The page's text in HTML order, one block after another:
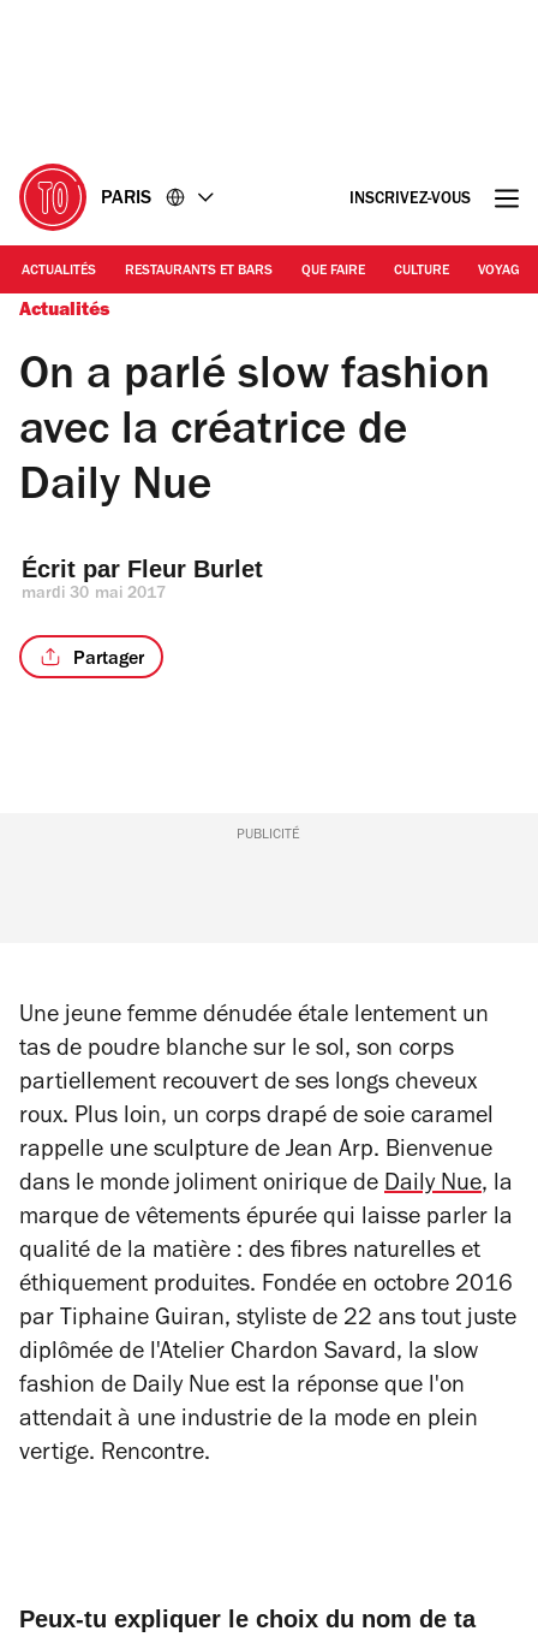
PARIS INSCRIVEZ-VOUS
ACTUALITÉS RESTAURANTS ET BARS QUE FAIRE CULTURE VOYAGE
Actualités
On a parlé slow fashion
avec la créatrice de
Daily Nue
Écrit par Fleur Burlet
mardi 30 mai 2017
Partager
PUBLICITÉ
Une jeune femme dénudée étale lentement un
tas de poudre blanche sur le sol, son corps
partiellement recouvert de ses longs cheveux
roux. Plus loin, un corps drapé de soie caramel
rappelle une sculpture de Jean Arp. Bienvenue
dans le monde joliment onirique de Daily Nue, la
marque de vêtements épurée qui laisse parler la
qualité de la matière : des fibres naturelles et
éthiquement produites. Fondée en octobre 2016
par Tiphaine Guiran, styliste de 22 ans tout juste
diplômée de l'Atelier Chardon Savard, la slow
fashion de Daily Nue est la réponse que l'on
attendait à une industrie de la mode en plein
vertige. Rencontre.
Peux-tu expliquer le choix du nom de ta